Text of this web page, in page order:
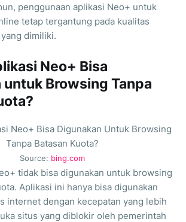
penggunaan aplikasi Neo+ untuk
tetap tergantung pada kualitas
dimiliki.
Neo+ Bisa
untuk Browsing Tanpa
Source: bing.com
tidak bisa digunakan untuk browsing
Aplikasi ini hanya bisa digunakan
internet dengan kecepatan yang lebih
situs yang diblokir oleh pemerintah